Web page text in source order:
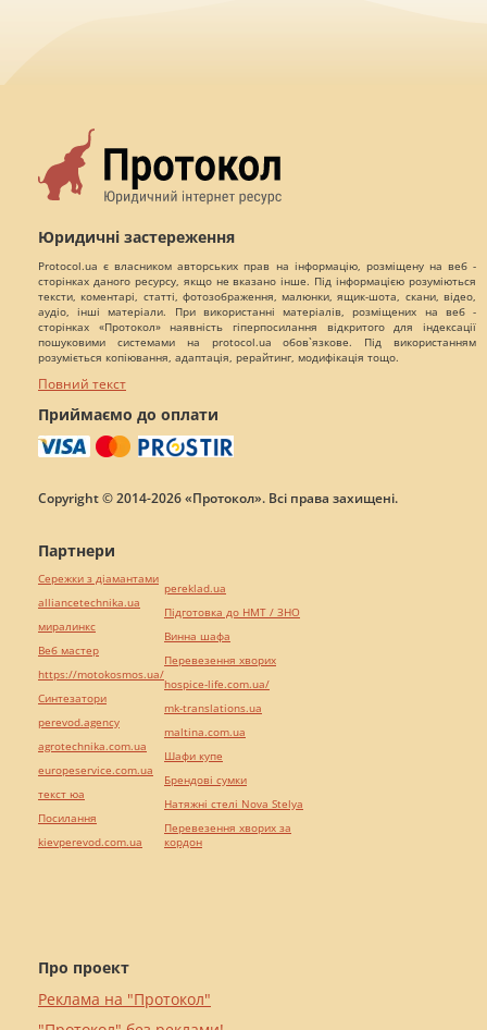
Юридичні застереження
Protocol.ua є власником авторських прав на інформацію, розміщену на веб -
сторінках даного ресурсу, якщо не вказано інше. Під інформацією розуміються
тексти, коментарі, статті, фотозображення, малюнки, ящик-шота, скани, відео,
аудіо, інші матеріали. При використанні матеріалів, розміщених на веб -
сторінках «Протокол» наявність гіперпосилання відкритого для індексації
пошуковими системами на protocol.ua обов`язкове. Під використанням
розуміється копіювання, адаптація, рерайтинг, модифікація тощо.
Повний текст
Приймаємо до оплати
Copyright © 2014-2026 «Протокол». Всі права захищені.
Про проект
Реклама на "Протокол"
Партнери
Сережки з діамантами
alliancetechnika.ua
миралинкс
Веб мастер
https://motokosmos.ua/
Синтезатори
perevod.agency
agrotechnika.com.ua
europeservice.com.ua
текст юа
Посилання
kievperevod.com.ua
pereklad.ua
Підготовка до НМТ / ЗНО
Винна шафа
Перевезення хворих
hospice-life.com.ua/
mk-translations.ua
maltina.com.ua
Шафи купе
Брендові сумки
Натяжні стелі Nova Stelya
Перевезення хворих за
кордон